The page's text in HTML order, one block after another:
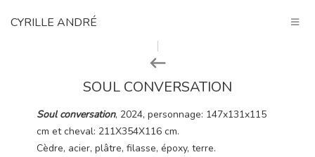
CYRILLE ANDRÉ
SOUL CONVERSATION
Soul conversation, 2024, personnage: 147x131x115
cm et cheval: 211X354X116 cm.
Cèdre, acier, plâtre, filasse, époxy, terre.